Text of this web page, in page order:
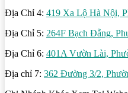
Địa Chỉ 4: 419 Xa Lộ Hà Nội,
Địa Chỉ 5: 264F Bạch Đằng,
Địa Chỉ 6: 401A Vườn Lài,
Địa chỉ 7: 362 Đường 3/2,